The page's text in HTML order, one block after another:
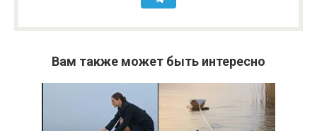
Вам также может быть интересно